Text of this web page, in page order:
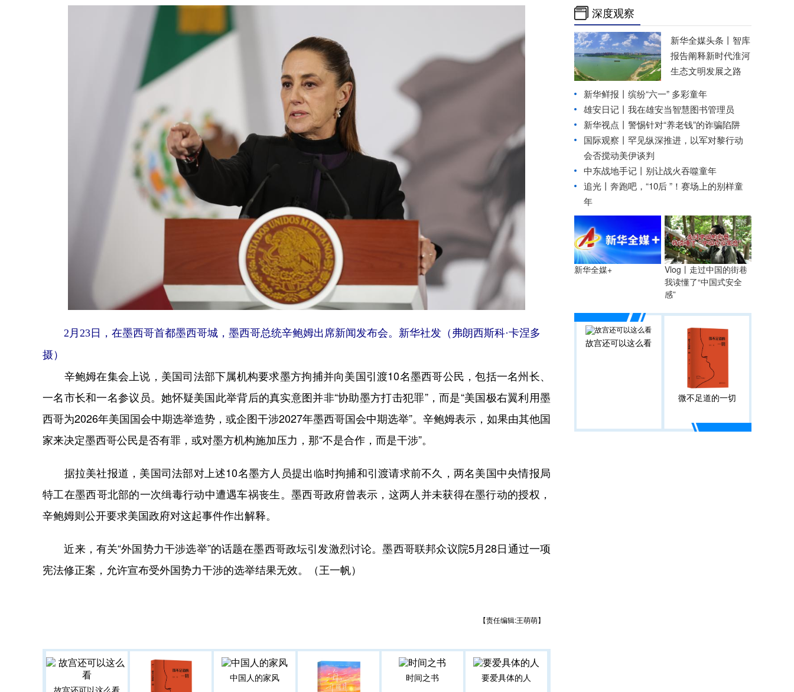
2月23日，在墨西哥首都墨西哥城，墨西哥总统辛鲍姆出席新闻发布会。新华社发（弗朗西斯科·卡涅多
摄）
辛鲍姆在集会上说，美国司法部下属机构要求墨方拘捕并向美国引渡10名墨西哥公民，包括一名州长、
一名市长和一名参议员。她怀疑美国此举背后的真实意图并非“协助墨方打击犯罪”，而是“美国极右翼利用墨
西哥为2026年美国国会中期选举造势，或企图干涉2027年墨西哥国会中期选举”。辛鲍姆表示，如果由其他国
家来决定墨西哥公民是否有罪，或对墨方机构施加压力，那“不是合作，而是干涉”。
据拉美社报道，美国司法部对上述10名墨方人员提出临时拘捕和引渡请求前不久，两名美国中央情报局
特工在墨西哥北部的一次缉毒行动中遭遇车祸丧生。墨西哥政府曾表示，这两人并未获得在墨行动的授权，
辛鲍姆则公开要求美国政府对这起事件作出解释。
近来，有关“外国势力干涉选举”的话题在墨西哥政坛引发激烈讨论。墨西哥联邦众议院5月28日通过一项
宪法修正案，允许宣布受外国势力干涉的选举结果无效。（王一帆）
【责任编辑:王萌萌】
中国人的家风 时间之书 要爱具体的人
深度观察
新华全媒头条丨 智库
报告阐释新时代淮河
生态文明发展之路
新华鲜报丨缤纷“六一” 多彩童年
雄安日记丨我在雄安当智慧图书管理员
新华视点丨 警惕针对“养老钱”的诈骗陷阱
国际观察丨 罕见纵深推进，以军对黎行动
会否搅动美伊谈判
中东战地手记丨别让战火吞噬童年
追光丨 奔跑吧，“10后 ”！赛场上的别样童
年
新华全媒+
Vlog丨走过中国的街巷
我读懂了“中国式安全
感”
故宫还可以这么看
微不足道的一切